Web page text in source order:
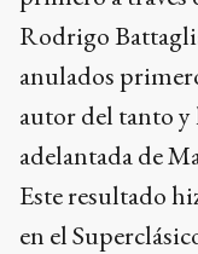
Rodrigo
anulados
autor del tanto
adelantada de
Este resultado
en el